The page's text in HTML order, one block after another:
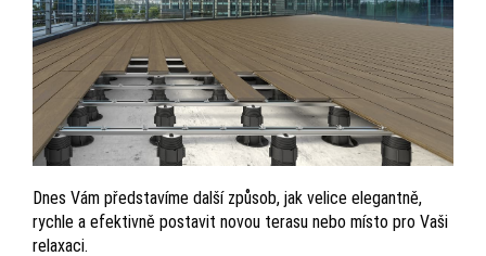
Dnes Vám představíme další způsob, jak velice elegantně,
rychle a efektivně postavit novou terasu nebo místo pro Vaši
relaxaci.